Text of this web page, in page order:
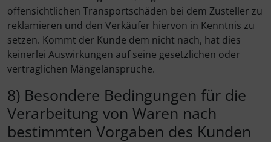
offensichtlichen Transportschäden bei dem Zusteller zu
reklamieren und den Verkäufer hiervon in Kenntnis zu
setzen. Kommt der Kunde dem nicht nach, hat dies
keinerlei Auswirkungen auf seine gesetzlichen oder
vertraglichen Mängelansprüche.
8) Besondere Bedingungen für die
Verarbeitung von Waren nach
bestimmten Vorgaben des Kunden